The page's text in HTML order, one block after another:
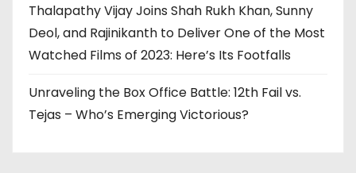
Thalapathy Vijay Joins Shah Rukh Khan, Sunny
Deol, and Rajinikanth to Deliver One of the Most
Watched Films of 2023: Here’s Its Footfalls
Unraveling the Box Office Battle: 12th Fail vs.
Tejas – Who’s Emerging Victorious?